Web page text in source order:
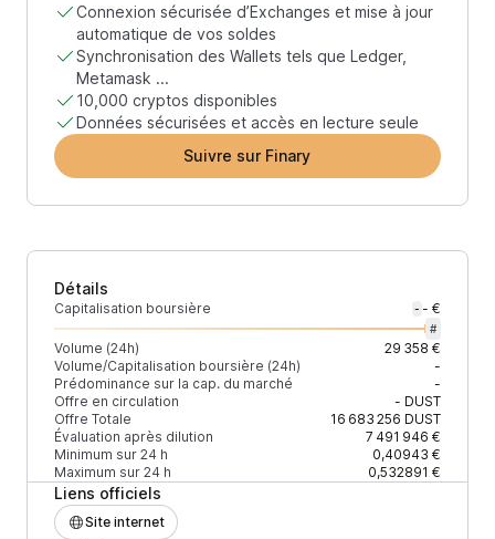
Connexion sécurisée d’Exchanges et mise à jour
automatique de vos soldes
Synchronisation des Wallets tels que Ledger,
Metamask ...
10,000 cryptos disponibles
Données sécurisées et accès en lecture seule
Suivre sur Finary
Détails
Capitalisation boursière - - €
#
Volume (24h)
29 358 €
Volume/Capitalisation boursière (24h)
-
Prédominance sur la cap. du marché
-
Offre en circulation
- DUST
Offre Totale
16 683 256 DUST
Évaluation après dilution
7 491 946 €
Minimum sur 24 h
0,40943 €
Maximum sur 24 h
0,532891 €
Liens officiels
Site internet